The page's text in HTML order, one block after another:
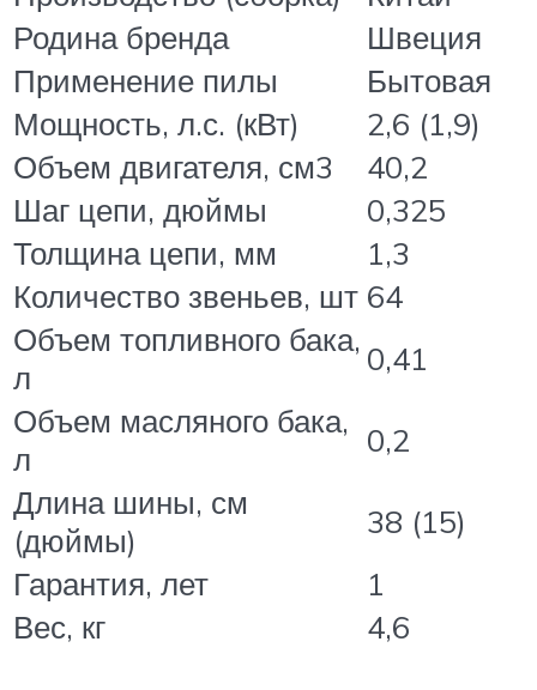
Родина бренда
Швеция
Применение пилы
Бытовая
Мощность, л.с. (кВт)
2,6 (1,9)
Объем двигателя, см3
40,2
Шаг цепи, дюймы
0,325
Толщина цепи, мм
1,3
Количество звеньев, шт 64
Объем топливного бака,
л
0,41
Объем масляного бака,
л
0,2
Длина шины, см
(дюймы)
38 (15)
Гарантия, лет
1
Вес, кг
4,6